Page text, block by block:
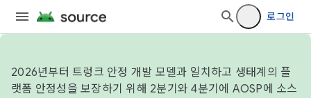
로그인
2026년부터 트렁크 안정 개발 모델과 일치하고 생태계의 플
랫폼 안정성을 보장하기 위해 2분기와 4분기에 AOSP에 소스